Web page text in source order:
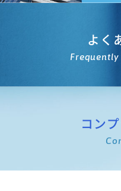
よく
Frequently
コン